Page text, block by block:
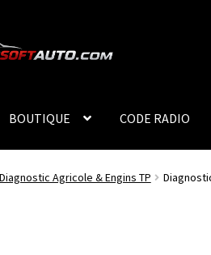
BOUTIQUE CODE RADIO
Diagnostic Agricole & Engins TP